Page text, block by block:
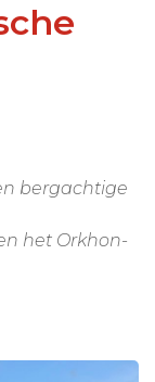
bergachtige
het Orkhon-
tent
voor de lunch